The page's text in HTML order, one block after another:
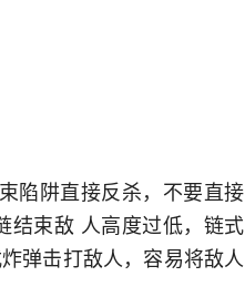
陷阱直接反杀，不要直接
结束敌 人高度过低，链式
弹击打敌人，容易将敌人